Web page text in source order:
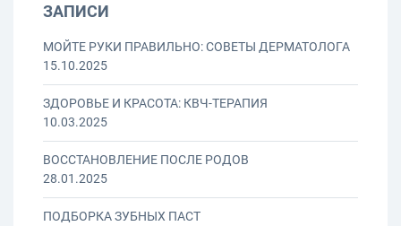
ЗАПИСИ
МОЙТЕ РУКИ ПРАВИЛЬНО: СОВЕТЫ ДЕРМАТОЛОГА
15.10.2025
ЗДОРОВЬЕ И КРАСОТА: КВЧ-ТЕРАПИЯ
10.03.2025
ВОССТАНОВЛЕНИЕ ПОСЛЕ РОДОВ
28.01.2025
ПОДБОРКА ЗУБНЫХ ПАСТ